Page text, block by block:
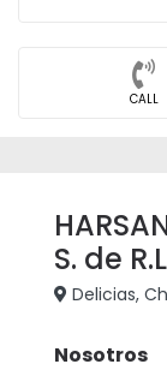
CALL
S. de
Delicias,
Nosotros